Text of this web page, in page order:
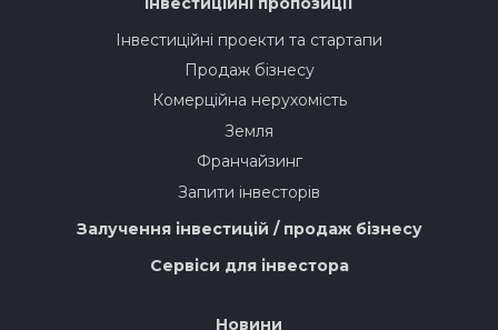
Інвестиційні проекти та стартапи
Продаж бізнесу
Комерційна нерухомість
Земля
Франчайзинг
Запити інвесторів
Залучення інвестицій / продаж бізнесу
Сервіси для інвестора
Новини